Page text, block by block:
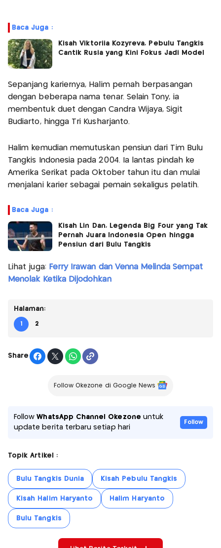
Baca Juga :
Kisah Viktoriia Kozyreva, Pebulu Tangkis
Cantik Rusia yang Kini Fokus Jadi Model
Sepanjang kariernya, Halim pernah berpasangan
dengan beberapa nama tenar. Selain Tony, ia
membentuk duet dengan Candra Wijaya, Sigit
Budiarto, hingga Tri Kusharjanto.
Halim kemudian memutuskan pensiun dari Tim Bulu
Tangkis Indonesia pada 2004. Ia lantas pindah ke
Amerika Serikat pada Oktober tahun itu dan mulai
menjalani karier sebagai pemain sekaligus pelatih.
Baca Juga :
Kisah Lin Dan, Legenda Big Four yang Tak
Pernah Juara Indonesia Open hingga
Pensiun dari Bulu Tangkis
Lihat juga: Ferry Irawan dan Venna Melinda Sempat
Menolak Ketika Dijodohkan
Halaman:
1 2
Share
Follow Okezone di Google News
FollowWhatsApp Channel Okezone untuk
update berita terbaru setiap hari
Follow
Topik Artikel :
Bulu Tangkis Dunia Kisah Pebulu Tangkis
Kisah Halim Haryanto Halim Haryanto
Bulu Tangkis